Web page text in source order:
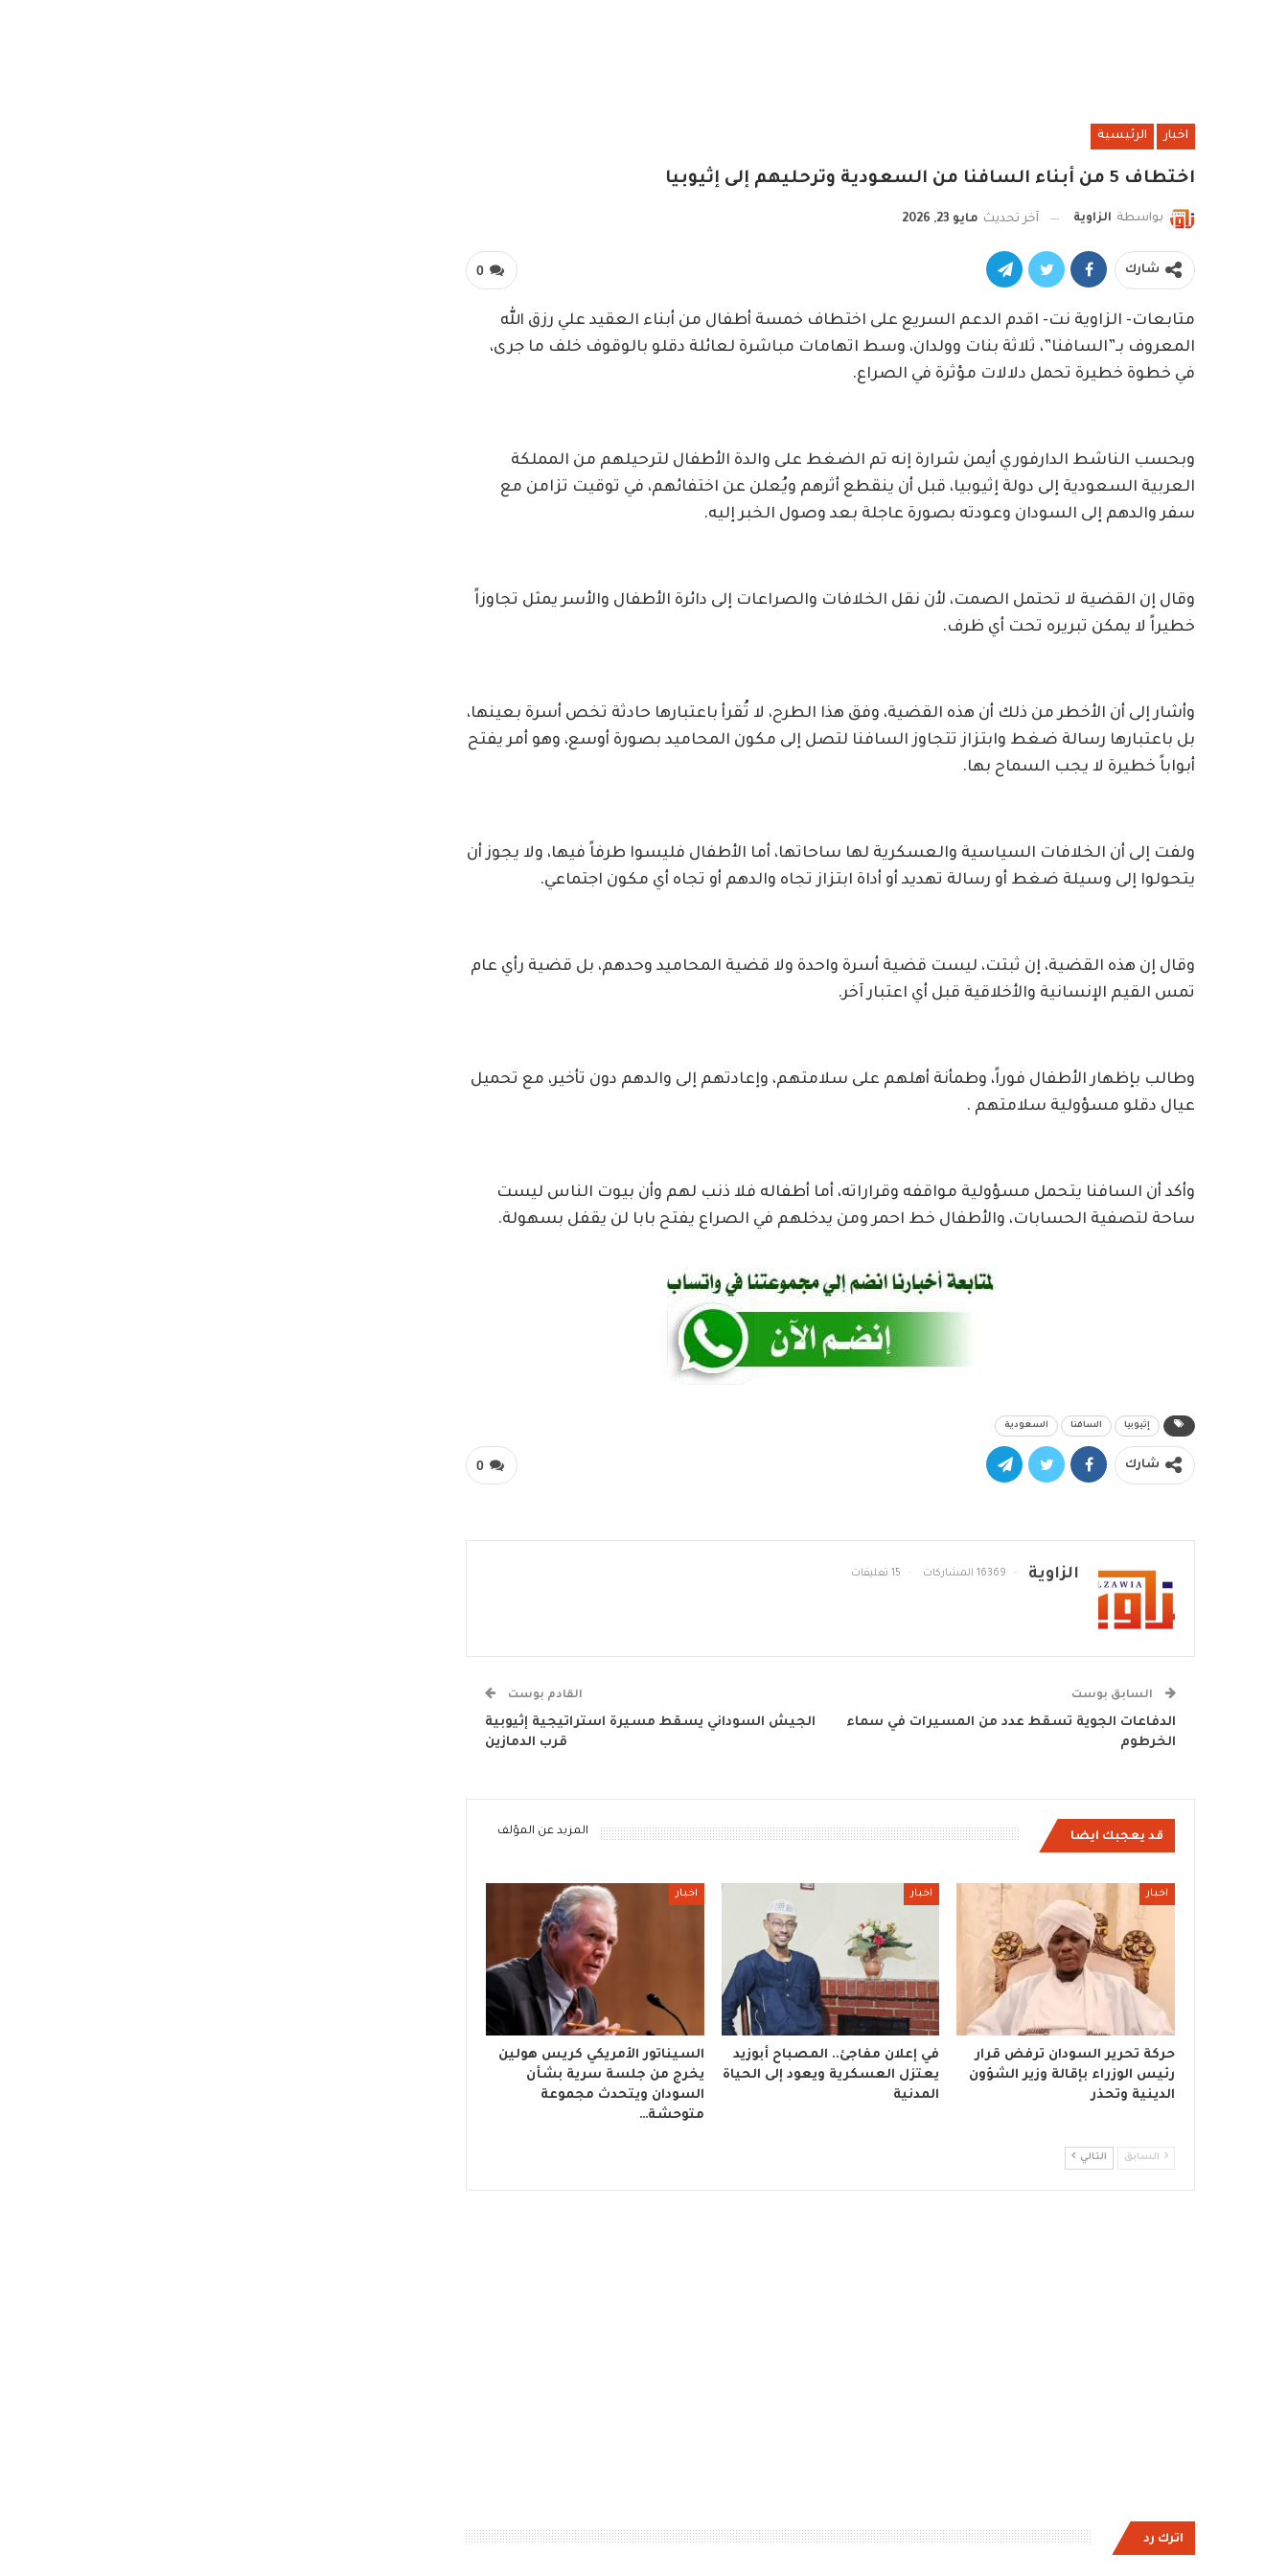
اخبار الرئيسية
اختطاف 5 من أبناء السافنا من السعودية وترحليهم إلى إثيوبيا
بواسطة الزاوية آخر تحديث مايو 23, 2026
0 شارك
متابعات- الزاوية نت- اقدم الدعم السريع على اختطاف خمسة أطفال من أبناء العقيد علي رزق الله
المعروف بـ”السافنا”، ثلاثة بنات وولدان، وسط اتهامات مباشرة لعائلة دقلو بالوقوف خلف ما جرى،
في خطوة خطيرة تحمل دلالات مؤثرة في الصراع.
وبحسب الناشط الدارفوري أيمن شرارة إنه تم الضغط على والدة الأطفال لترحيلهم من المملكة
العربية السعودية إلى دولة إثيوبيا، قبل أن ينقطع أثرهم ويُعلن عن اختفائهم، في توقيت تزامن مع
سفر والدهم إلى السودان وعودته بصورة عاجلة بعد وصول الخبر إليه.
وقال إن القضية لا تحتمل الصمت، لأن نقل الخلافات والصراعات إلى دائرة الأطفال والأسر يمثل تجاوزاً
خطيراً لا يمكن تبريره تحت أي ظرف.
وأشار إلى أن الأخطر من ذلك أن هذه القضية، وفق هذا الطرح، لا تُقرأ باعتبارها حادثة تخص أسرة بعينها،
بل باعتبارها رسالة ضغط وابتزاز تتجاوز السافنا لتصل إلى مكون المحاميد بصورة أوسع، وهو أمر يفتح
أبواباً خطيرة لا يجب السماح بها.
ولفت إلى أن الخلافات السياسية والعسكرية لها ساحاتها، أما الأطفال فليسوا طرفاً فيها، ولا يجوز أن
يتحولوا إلى وسيلة ضغط أو رسالة تهديد أو أداة ابتزاز تجاه والدهم أو تجاه أي مكون اجتماعي.
وقال إن هذه القضية، إن ثبتت، ليست قضية أسرة واحدة ولا قضية المحاميد وحدهم، بل قضية رأي عام
تمس القيم الإنسانية والأخلاقية قبل أي اعتبار آخر.
وطالب بإظهار الأطفال فوراً، وطمأنة أهلهم على سلامتهم، وإعادتهم إلى والدهم دون تأخير، مع تحميل
عيال دقلو مسؤولية سلامتهم .
وأكد أن السافنا يتحمل مسؤولية مواقفه وقراراته، أما أطفاله فلا ذنب لهم وأن بيوت الناس ليست
ساحة لتصفية الحسابات، والأطفال خط احمر ومن يدخلهم في الصراع يفتح بابا لن يقفل بسهولة.
إثيوبيا السافنا السعودية
0 شارك
الزاوية 16369 المشاركات 15 تعليقات
السابق بوست
الدفاعات الجوية تسقط عدد من المسيرات في سماء
الخرطوم
القادم بوست
الجيش السوداني يسقط مسيرة استراتيجية إثيوبية
قرب الدمازين
قد يعجبك ايضا المزيد عن المؤلف
اخبار
حركة تحرير السودان ترفض قرار
رئيس الوزراء بإقالة وزير الشؤون
الدينية وتحذر
اخبار
في إعلان مفاجئ.. المصباح أبوزيد
يعتزل العسكرية ويعود إلى الحياة
المدنية
اخبار
السيناتور الأمريكي كريس هولين
يخرج من جلسة سرية بشأن
السودان ويتحدث مجموعة
متوحشة…
السابق التالي
اترك رد